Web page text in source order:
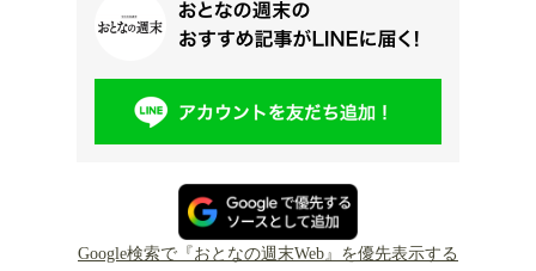
Google検索で『おとなの週末Web』を優先表示する